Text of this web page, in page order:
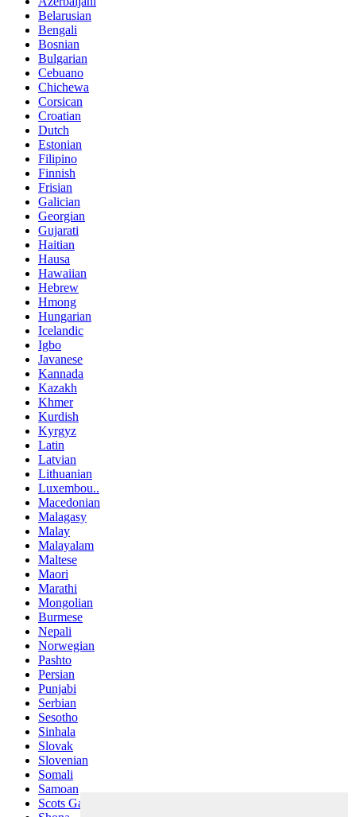
Belarusian
Bengali
Bosnian
Bulgarian
Cebuano
Chichewa
Corsican
Croatian
Dutch
Estonian
Filipino
Finnish
Frisian
Galician
Georgian
Gujarati
Haitian
Hausa
Hawaiian
Hebrew
Hmong
Hungarian
Icelandic
Igbo
Javanese
Kannada
Kazakh
Khmer
Kurdish
Kyrgyz
Latin
Latvian
Lithuanian
Luxembou..
Macedonian
Malagasy
Malay
Malayalam
Maltese
Maori
Marathi
Mongolian
Burmese
Nepali
Norwegian
Pashto
Persian
Punjabi
Serbian
Sesotho
Sinhala
Slovak
Slovenian
Somali
Samoan
Scots Gaelic